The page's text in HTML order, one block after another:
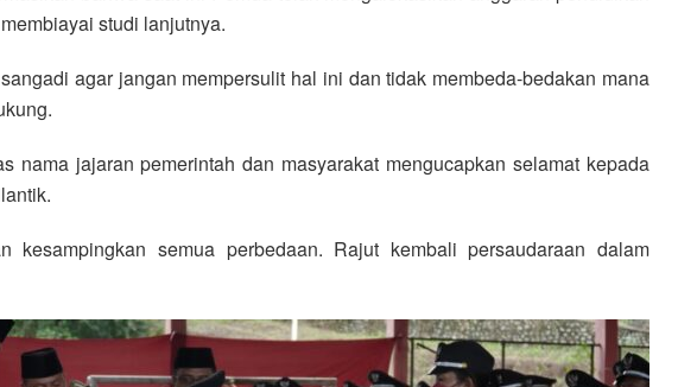
studi lanjutnya.
agar jangan mempersulit hal ini dan tidak membeda-bedakan mana
nama jajaran pemerintah dan masyarakat mengucapkan selamat kepada
kesampingkan semua perbedaan. Rajut kembali persaudaraan dalam